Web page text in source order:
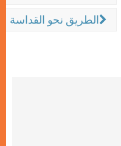
الطريق نحو القداسة